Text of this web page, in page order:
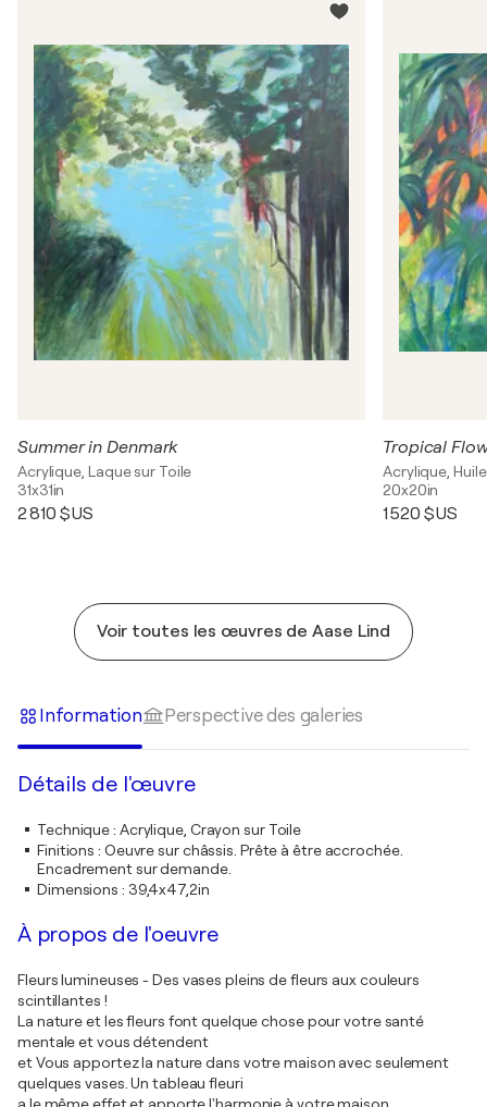
Summer in Denmark
Acrylique, Laque sur Toile
31x31in
2 810 $US
Tropical
Acrylique,
20x20in
1 520 $US
Voir toutes les œuvres de Aase Lind
Information Perspective des galeries
Détails de l'œuvre
Technique: Acrylique, Crayon sur Toile
Finitions : Oeuvre sur châssis. Prête à être accrochée.
Encadrement sur demande.
Dimensions : 39,4x47,2in
À propos de l'oeuvre
Fleurs lumineuses - Des vases pleins de fleurs aux couleurs
scintillantes !
La nature et les fleurs font quelque chose pour votre santé
mentale et vous détendent
et Vous apportez la nature dans votre maison avec seulement
quelques vases. Un tableau fleuri